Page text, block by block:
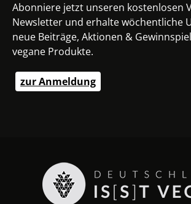
Abonniere jetzt unseren kostenlosen
Newsletter und erhalte wöchentliche
neue Beiträge, Aktionen &
vegane Produkte.
zur Anmeldung